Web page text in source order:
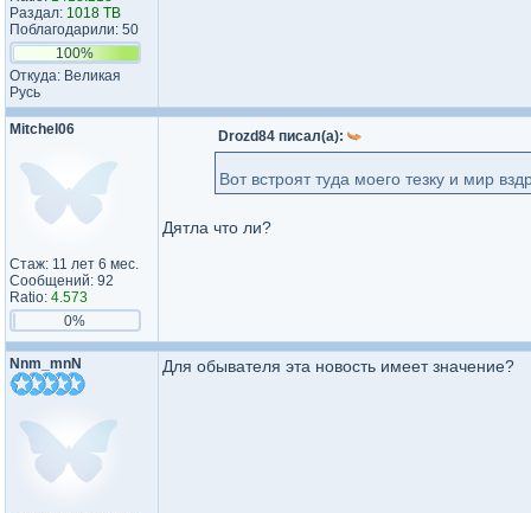
Раздал: 1018 TB
Поблагодарили: 50
100%
Откуда: Великая
Русь
Mitchel06
Стаж: 11 лет 6 мес.
Сообщений: 92
Ratio: 4.573
0%
Drozd84 писал(а):
Вот встроят туда моего тезку и мир
Дятла что ли?
Nnm_mnN Для обывателя эта новость имеет значение?